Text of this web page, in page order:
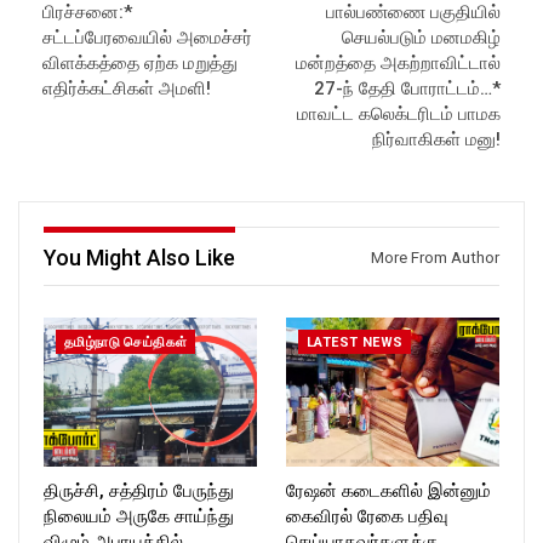
Like us on:
https://www.facebook.com/R
ockforttimes
Follow us on:
https://www.instagram.com/ro
Subscribe:
https://www.youtube.com/@r
ockforttimes
Like us on:
https://www.facebook.com/R
ockforttimes
Follow us on:
https://twitter.com/ROCKFOR
பிரச்சனை:*
சட்டப்பேரவையில் அமைச்சர்
விளக்கத்தை ஏற்க மறுத்து
எதிர்க்கட்சிகள் அமளி!
பால்பண்ணை பகுதியில்
செயல்படும் மனமகிழ்
மன்றத்தை அகற்றாவிட்டால்
27-ந் தேதி போராட்டம்…*
மாவட்ட கலெக்டரிடம் பாமக
நிர்வாகிகள் மனு!
You Might Also Like More From Author
தமிழ்நாடு செய்திகள்
திருச்சி, சத்திரம் பேருந்து
நிலையம் அருகே சாய்ந்து
LATEST NEWS
ரேஷன் கடைகளில் இன்னும்
கைவிரல் ரேகை பதிவு